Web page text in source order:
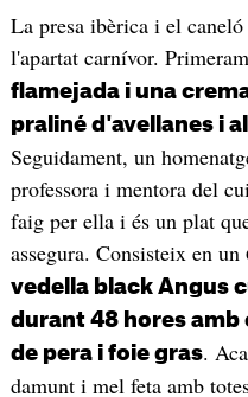
La presa ibèrica i el
l'apartat carnívor.
flamejada i una
praliné d'avellanes i
Seguidament, un
professora i mentora del
faig per ella i és un plat
assegura. Consisteix en un
vedella black Angus
durant 48 hores
de pera i foie gras.
damunt i mel feta amb